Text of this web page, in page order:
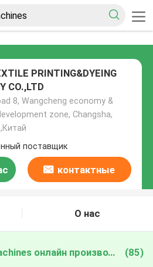
PRINTING&DYEING
CO.,LTD
8, Wangcheng economy &
zone, Changsha,
поставщик
контактные
О нас
cloth finishing machines онлайн производство (85)